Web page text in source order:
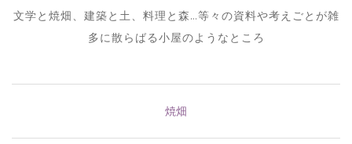
文学と焼畑、建築と土、料理と森…等々の資料や考えごとが雑
多に散らばる小屋のようなところ
焼畑